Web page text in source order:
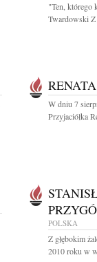
"Ten, którego
Twardowski Z
W dniu 7
Przyjaciółka
POLSKA
Z głębokim
2010 roku w